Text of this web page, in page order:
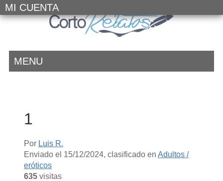
MI CUENTA
MENU
1
Por Luis R.
Enviado el 15/12/2024, clasificado en Adultos /
eróticos
635visitas